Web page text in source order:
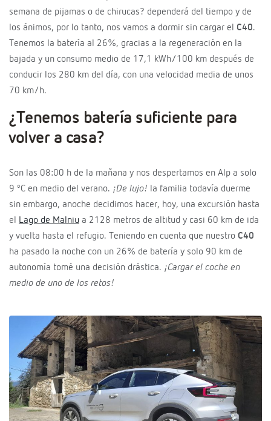
semana de pijamas o de chirucas? dependerá del tiempo y de
los ánimos, por lo tanto, nos vamos a dormir sin cargar el C40.
Tenemos la batería al 26%, gracias a la regeneración en la
bajada y un consumo medio de 17,1 kWh/100 km después de
conducir los 280 km del día, con una velocidad media de unos
70 km/h.
¿Tenemos batería suficiente para
volver a casa?
Son las 08:00 h de la mañana y nos despertamos en Alp a solo
9 ºC en medio del verano. ¡De lujo! la familia todavía duerme
sin embargo, anoche decidimos hacer, hoy, una excursión hasta
el Lago de Malniu a 2128 metros de altitud y casi 60 km de ida
y vuelta hasta el refugio. Teniendo en cuenta que nuestro C40
ha pasado la noche con un 26% de batería y solo 90 km de
autonomía tomé una decisión drástica. ¡Cargar el coche en
medio de uno de los retos!